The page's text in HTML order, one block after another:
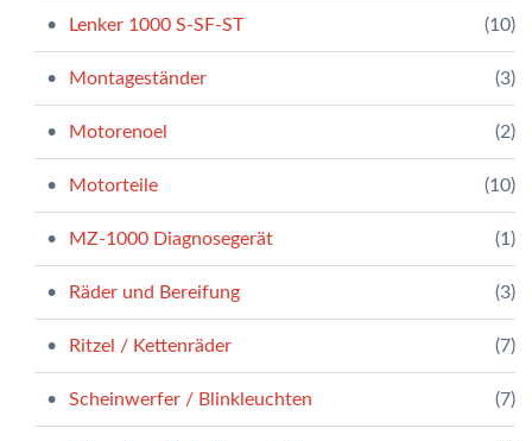
Lenker 1000 S-SF-ST (10)
Montageständer (3)
Motorenoel (2)
Motorteile (10)
MZ-1000 Diagnosegerät (1)
Räder und Bereifung (3)
Ritzel / Kettenräder (7)
Scheinwerfer / Blinkleuchten (7)